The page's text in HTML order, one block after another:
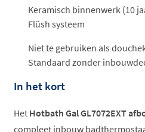
Keramisch binnenwerk (10
Flüsh systeem
Niet te gebruiken als
Standaard zonder
In het kort
Het Hotbath Gal GL7072EXT
compleet inbouw